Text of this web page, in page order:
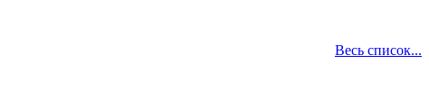
Весь список...